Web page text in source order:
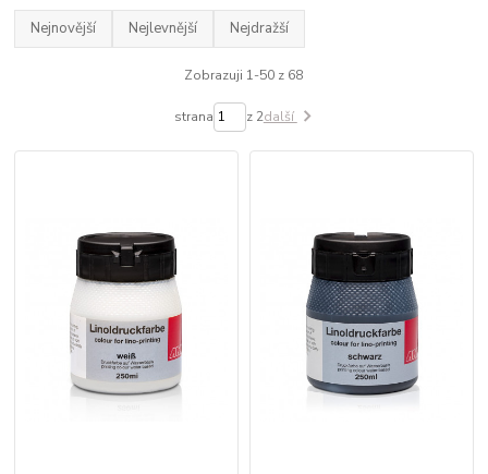
Nejnovější Nejlevnější Nejdražší
Zobrazuji 1-50 z 68
strana z 2další